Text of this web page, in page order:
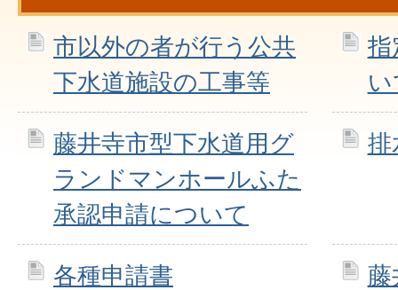
市以外の者が行う公共
下水道施設の工事等
指
藤井寺市型下水道用グ
ランドマンホールふた
承認申請について
排
各種申請書
藤